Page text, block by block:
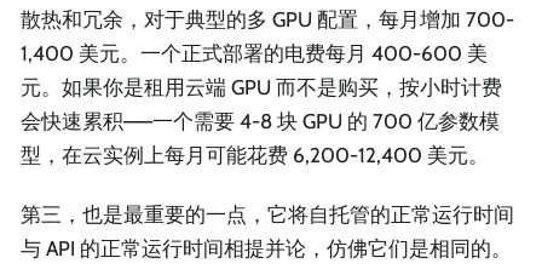
散热和冗余，对于典型的多 GPU 配置，每月增加 700-
1,400 美元。一个正式部署的电费每月 400-600 美
元。如果你是租用云端 GPU 而不是购买，按小时计费
会快速累积——一个需要 4-8 块 GPU 的 700 亿参数模
型，在云实例上每月可能花费 6,200-12,400 美元。
第三，也是最重要的一点，它将自托管的正常运行时间
与 API 的正常运行时间相提并论，仿佛它们是相同的。